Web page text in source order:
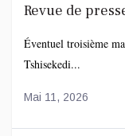
Revue de
Éventuel troisième
Tshisekedi...
Mai 11, 2026